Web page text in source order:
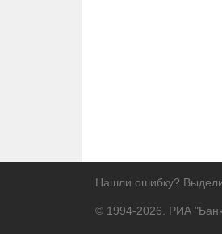
Нашли ошибку?
© 1994-2026. РИА